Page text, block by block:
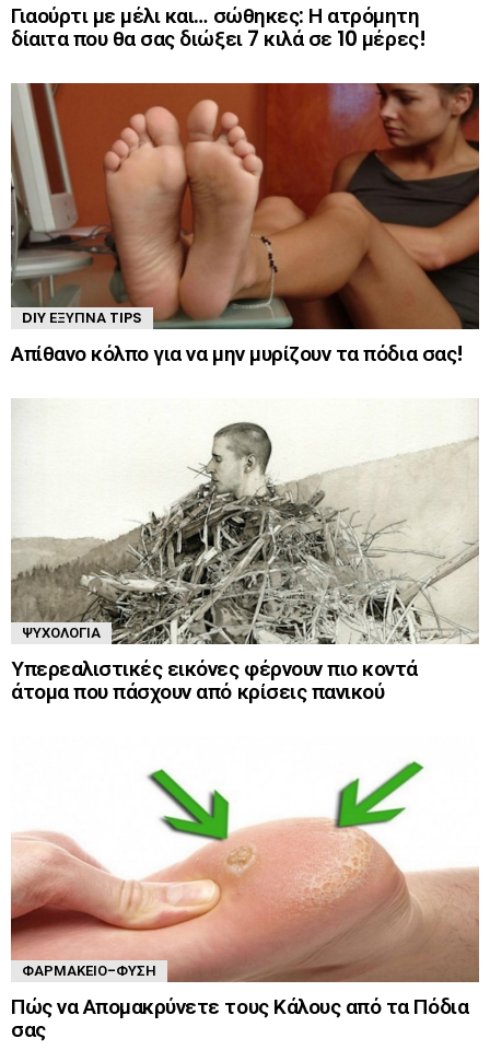
Γιαούρτι με μέλι και… σώθηκες: Η ατρόμητη
δίαιτα που θα σας διώξει 7 κιλά σε 10 μέρες!
DIY ΈΞΥΠΝΑ TIPS
Απίθανο κόλπο για να μην μυρίζουν τα πόδια σας!
ΨΥΧΟΛΟΓΊΑ
Υπερεαλιστικές εικόνες φέρνουν πιο κοντά
άτομα που πάσχουν από κρίσεις πανικού
ΦΑΡΜΑΚΕΊΟ-ΦΎΣΗ
Πώς να Απομακρύνετε τους Κάλους από τα Πόδια
σας